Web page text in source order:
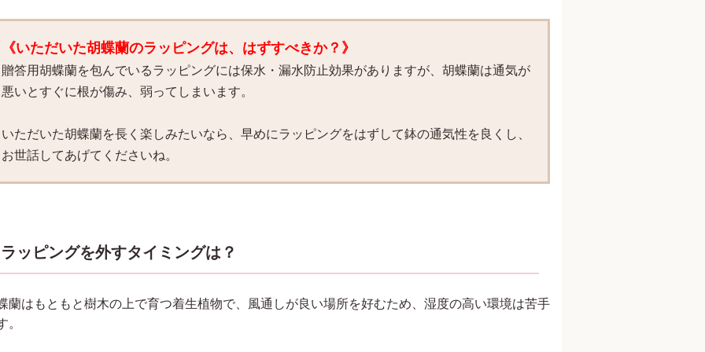
《いただいた胡蝶蘭のラッピングは、はずすべきか？》
贈答用胡蝶蘭を包んでいるラッピングには保水・漏水防止効果がありますが、胡蝶蘭は通気が
悪いとすぐに根が傷み、弱ってしまいます。
いただいた胡蝶蘭を長く楽しみたいなら、早めにラッピングをはずして鉢の通気性を良くし、
お世話してあげてくださいね。
ラッピングを外すタイミングは？
蘭はもともと樹木の上で育つ着生植物で、風通しが良い場所を好むため、湿度の高い環境は苦手
。